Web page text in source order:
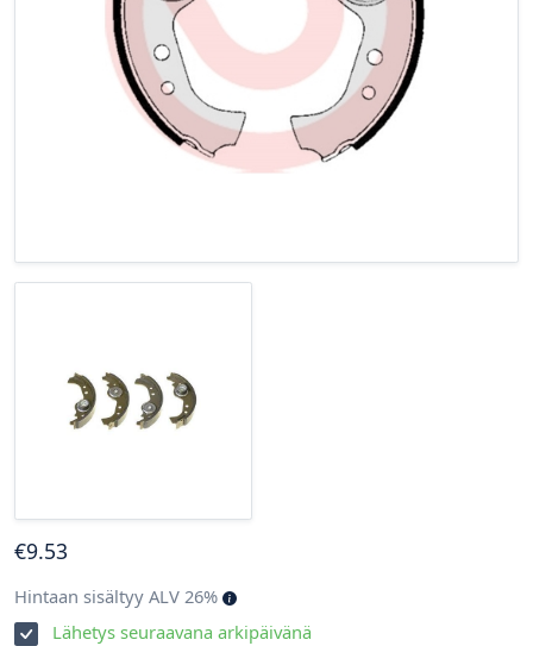
€9.53
Hintaan sisältyy ALV 26%
Lähetys seuraavana arkipäivänä